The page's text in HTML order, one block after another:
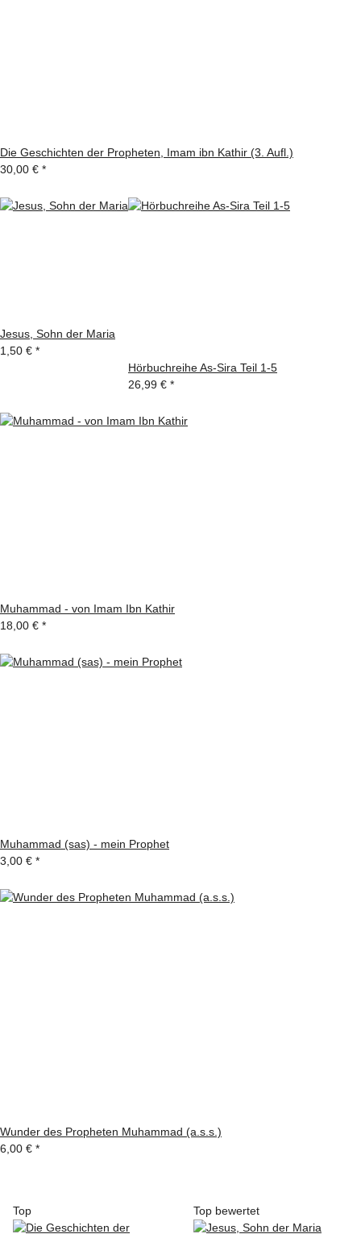
Die Geschichten der Propheten, Imam ibn Kathir (3. Aufl.)
30,00 € *
Jesus, Sohn der Maria
1,50 € *
Hörbuchreihe As-Sira Teil 1-5
26,99 € *
Muhammad - von Imam Ibn Kathir
18,00 € *
Muhammad (sas) - mein Prophet
3,00 € *
Wunder des Propheten Muhammad (a.s.s.)
6,00 € *
Top Top bewertet